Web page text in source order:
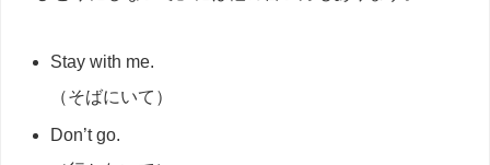
Stay with me.
（そばにいて）
Don’t go.